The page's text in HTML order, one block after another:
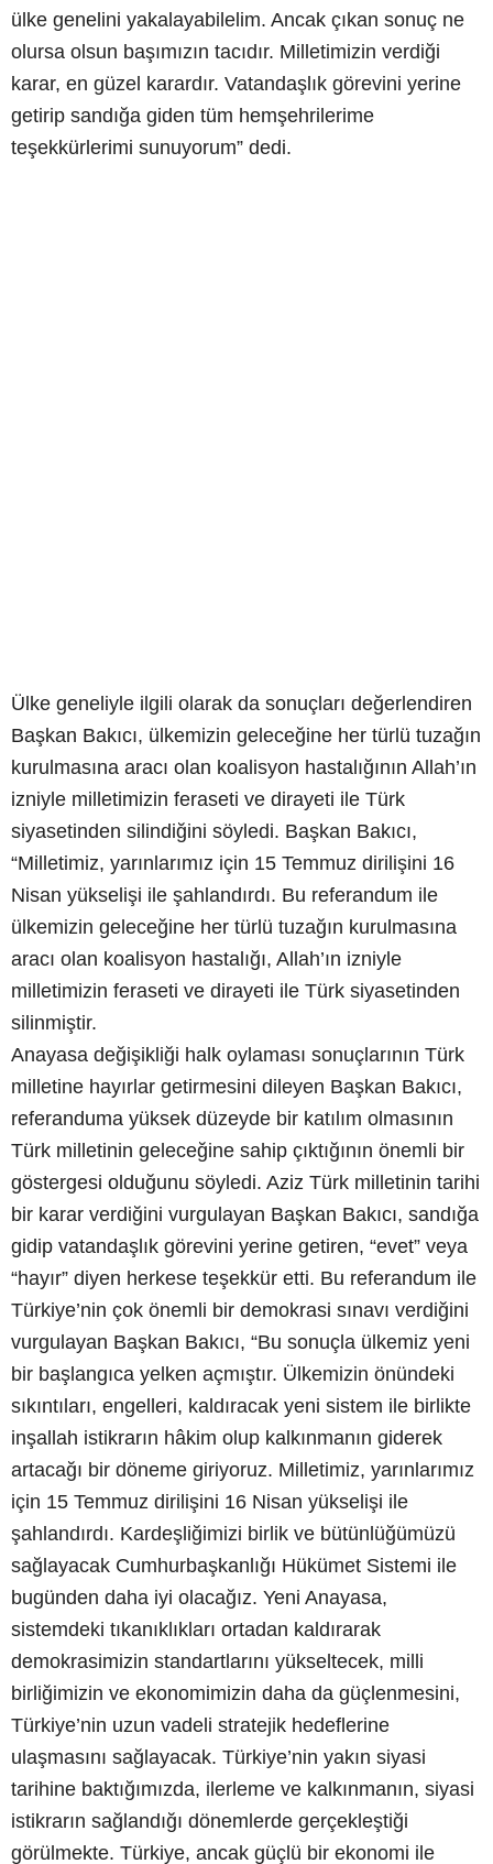
ülke genelini yakalayabilelim. Ancak çıkan sonuç ne
olursa olsun başımızın tacıdır. Milletimizin verdiği
karar, en güzel karardır. Vatandaşlık görevini yerine
getirip sandığa giden tüm hemşehrilerime
teşekkürlerimi sunuyorum” dedi.
Ülke geneliyle ilgili olarak da sonuçları değerlendiren
Başkan Bakıcı, ülkemizin geleceğine her türlü tuzağın
kurulmasına aracı olan koalisyon hastalığının Allah’ın
izniyle milletimizin feraseti ve dirayeti ile Türk
siyasetinden silindiğini söyledi. Başkan Bakıcı,
“Milletimiz, yarınlarımız için 15 Temmuz dirilişini 16
Nisan yükselişi ile şahlandırdı. Bu referandum ile
ülkemizin geleceğine her türlü tuzağın kurulmasına
aracı olan koalisyon hastalığı, Allah’ın izniyle
milletimizin feraseti ve dirayeti ile Türk siyasetinden
silinmiştir.
Anayasa değişikliği halk oylaması sonuçlarının Türk
milletine hayırlar getirmesini dileyen Başkan Bakıcı,
referanduma yüksek düzeyde bir katılım olmasının
Türk milletinin geleceğine sahip çıktığının önemli bir
göstergesi olduğunu söyledi. Aziz Türk milletinin tarihi
bir karar verdiğini vurgulayan Başkan Bakıcı, sandığa
gidip vatandaşlık görevini yerine getiren, “evet” veya
“hayır” diyen herkese teşekkür etti. Bu referandum ile
Türkiye’nin çok önemli bir demokrasi sınavı verdiğini
vurgulayan Başkan Bakıcı, “Bu sonuçla ülkemiz yeni
bir başlangıca yelken açmıştır. Ülkemizin önündeki
sıkıntıları, engelleri, kaldıracak yeni sistem ile birlikte
inşallah istikrarın hâkim olup kalkınmanın giderek
artacağı bir döneme giriyoruz. Milletimiz, yarınlarımız
için 15 Temmuz dirilişini 16 Nisan yükselişi ile
şahlandırdı. Kardeşliğimizi birlik ve bütünlüğümüzü
sağlayacak Cumhurbaşkanlığı Hükümet Sistemi ile
bugünden daha iyi olacağız. Yeni Anayasa,
sistemdeki tıkanıklıkları ortadan kaldırarak
demokrasimizin standartlarını yükseltecek, milli
birliğimizin ve ekonomimizin daha da güçlenmesini,
Türkiye’nin uzun vadeli stratejik hedeflerine
ulaşmasını sağlayacak. Türkiye’nin yakın siyasi
tarihine baktığımızda, ilerleme ve kalkınmanın, siyasi
istikrarın sağlandığı dönemlerde gerçekleştiği
görülmekte. Türkiye, ancak güçlü bir ekonomi ile